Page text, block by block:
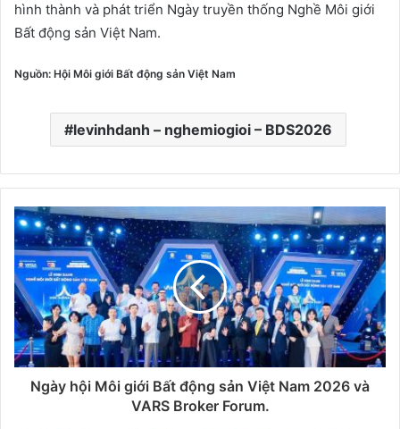
hình thành và phát triển Ngày truyền thống Nghề Môi giới
Bất động sản Việt Nam.
Nguồn: Hội Môi giới Bất động sản Việt Nam
levinhdanh – nghemiogioi – BDS2026
Ngày hội Môi giới Bất động sản Việt Nam 2026 và
VARS Broker Forum.